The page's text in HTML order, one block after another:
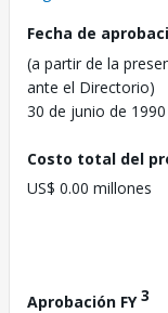
Fecha de
(a partir de la
ante el Directorio)
30 de junio de 1990
Costo total del
US$ 0.00 millones
Aprobación FY3